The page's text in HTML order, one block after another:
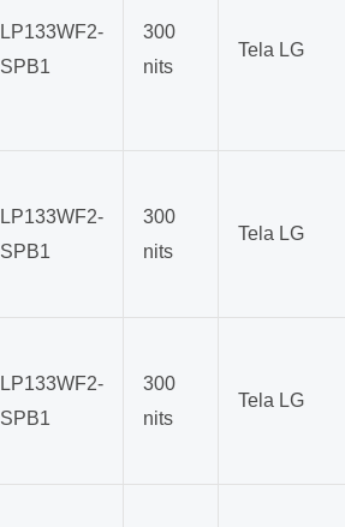
LP133WF2-
SPB1
300
nits
Tela LG
LP133WF2-
SPB1
300
nits
Tela LG
LP133WF2-
SPB1
300
nits
Tela LG